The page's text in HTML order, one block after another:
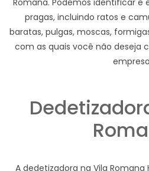
Romana. Podemos identificar e
pragas, incluindo ratos e
baratas, pulgas, moscas,
com as quais você não deseja
A dedetizadora na Vila Romana